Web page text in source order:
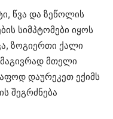
წვა და ზეწოლის
სიმპტომები იყოს
ზოგიერთი ქალი
მთელი
დაურეკეთ ექიმს
შეგრძნება